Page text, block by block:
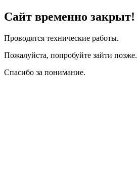
Сайт временно закрыт!
Проводятся технические работы.
Пожалуйста, попробуйте зайти позже.
Спасибо за понимание.